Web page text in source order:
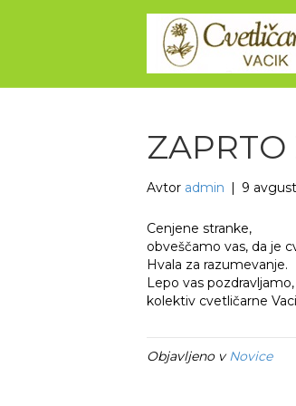
Avtor admin | 9
Cenjene stranke,
obveščamo vas, da je
Hvala za razumevanje.
Lepo vas pozdravljamo,
kolektiv cvetličarne
Objavljeno vNovice